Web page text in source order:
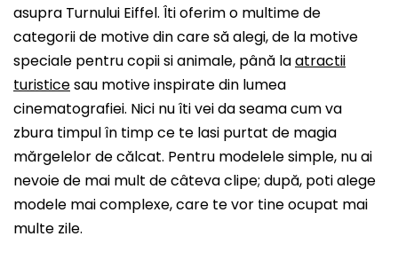
asupra Turnului Eiffel. Îti oferim o multime de
categorii de motive din care să alegi, de la motive
speciale pentru copii si animale, până laatractii
turisticesau motive inspirate din lumea
cinematografiei. Nici nu îti vei da seama cum va
zbura timpul în timp ce te lasi purtat de magia
mărgelelor de călcat. Pentru modelele simple, nu ai
nevoie de mai mult de câteva clipe; după, poti alege
modele mai complexe, care te vor tine ocupat mai
multe zile.